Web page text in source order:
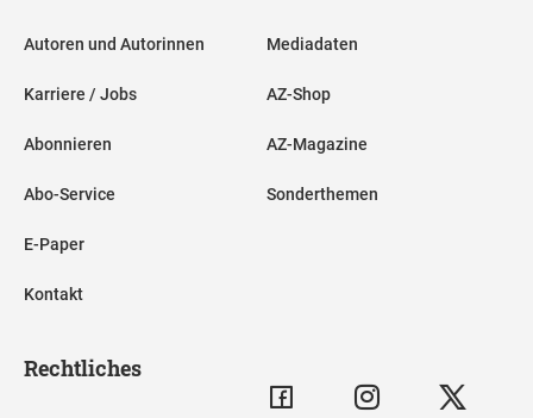
Autoren und Autorinnen
Karriere / Jobs
Abonnieren
Abo-Service
E-Paper
Kontakt
Mediadaten
AZ-Shop
AZ-Magazine
Sonderthemen
Rechtliches